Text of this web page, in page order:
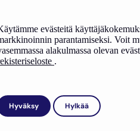
evästeitä
parantamiseksi. Voit
alakulmassa olevan
.
Hyväksy Hylkää
edistäminen).